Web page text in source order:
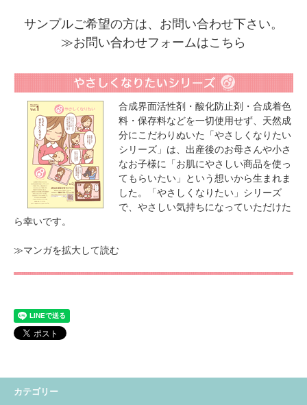
サンプルご希望の方は、お問い合わせ下さい。
≫お問い合わせフォームはこちら
合成界面活性剤・酸化防止剤・合成着色
料・保存料などを一切使用せず、天然成
分にこだわりぬいた「やさしくなりたい
シリーズ」は、出産後のお母さんや小さ
なお子様に「お肌にやさしい商品を使っ
てもらいたい」という想いから生まれま
した。「やさしくなりたい」シリーズ
で、やさしい気持ちになっていただけた
ら幸いです。
≫マンガを拡大して読む
カテゴリー